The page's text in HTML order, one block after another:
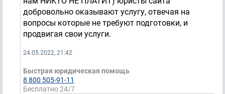
добровольно оказывают услугу, отвечая на
вопросы которые не требуют подготовки, и
продвигая свои услуги. ­
24.05.2022, 21:42
Быстрая юридическая помощь
8 800 505-91-11
Бесплатно 24/7